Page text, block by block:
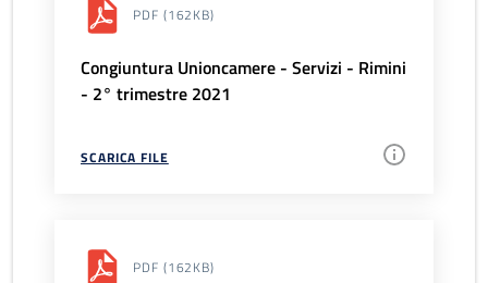
PDF (162KB)
Congiuntura Unioncamere - Servizi - Rimini
- 2° trimestre 2021
SCARICA FILE
PDF (162KB)